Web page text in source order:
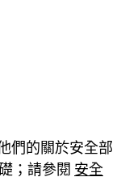
們的關於安全部
；請參閱 安全